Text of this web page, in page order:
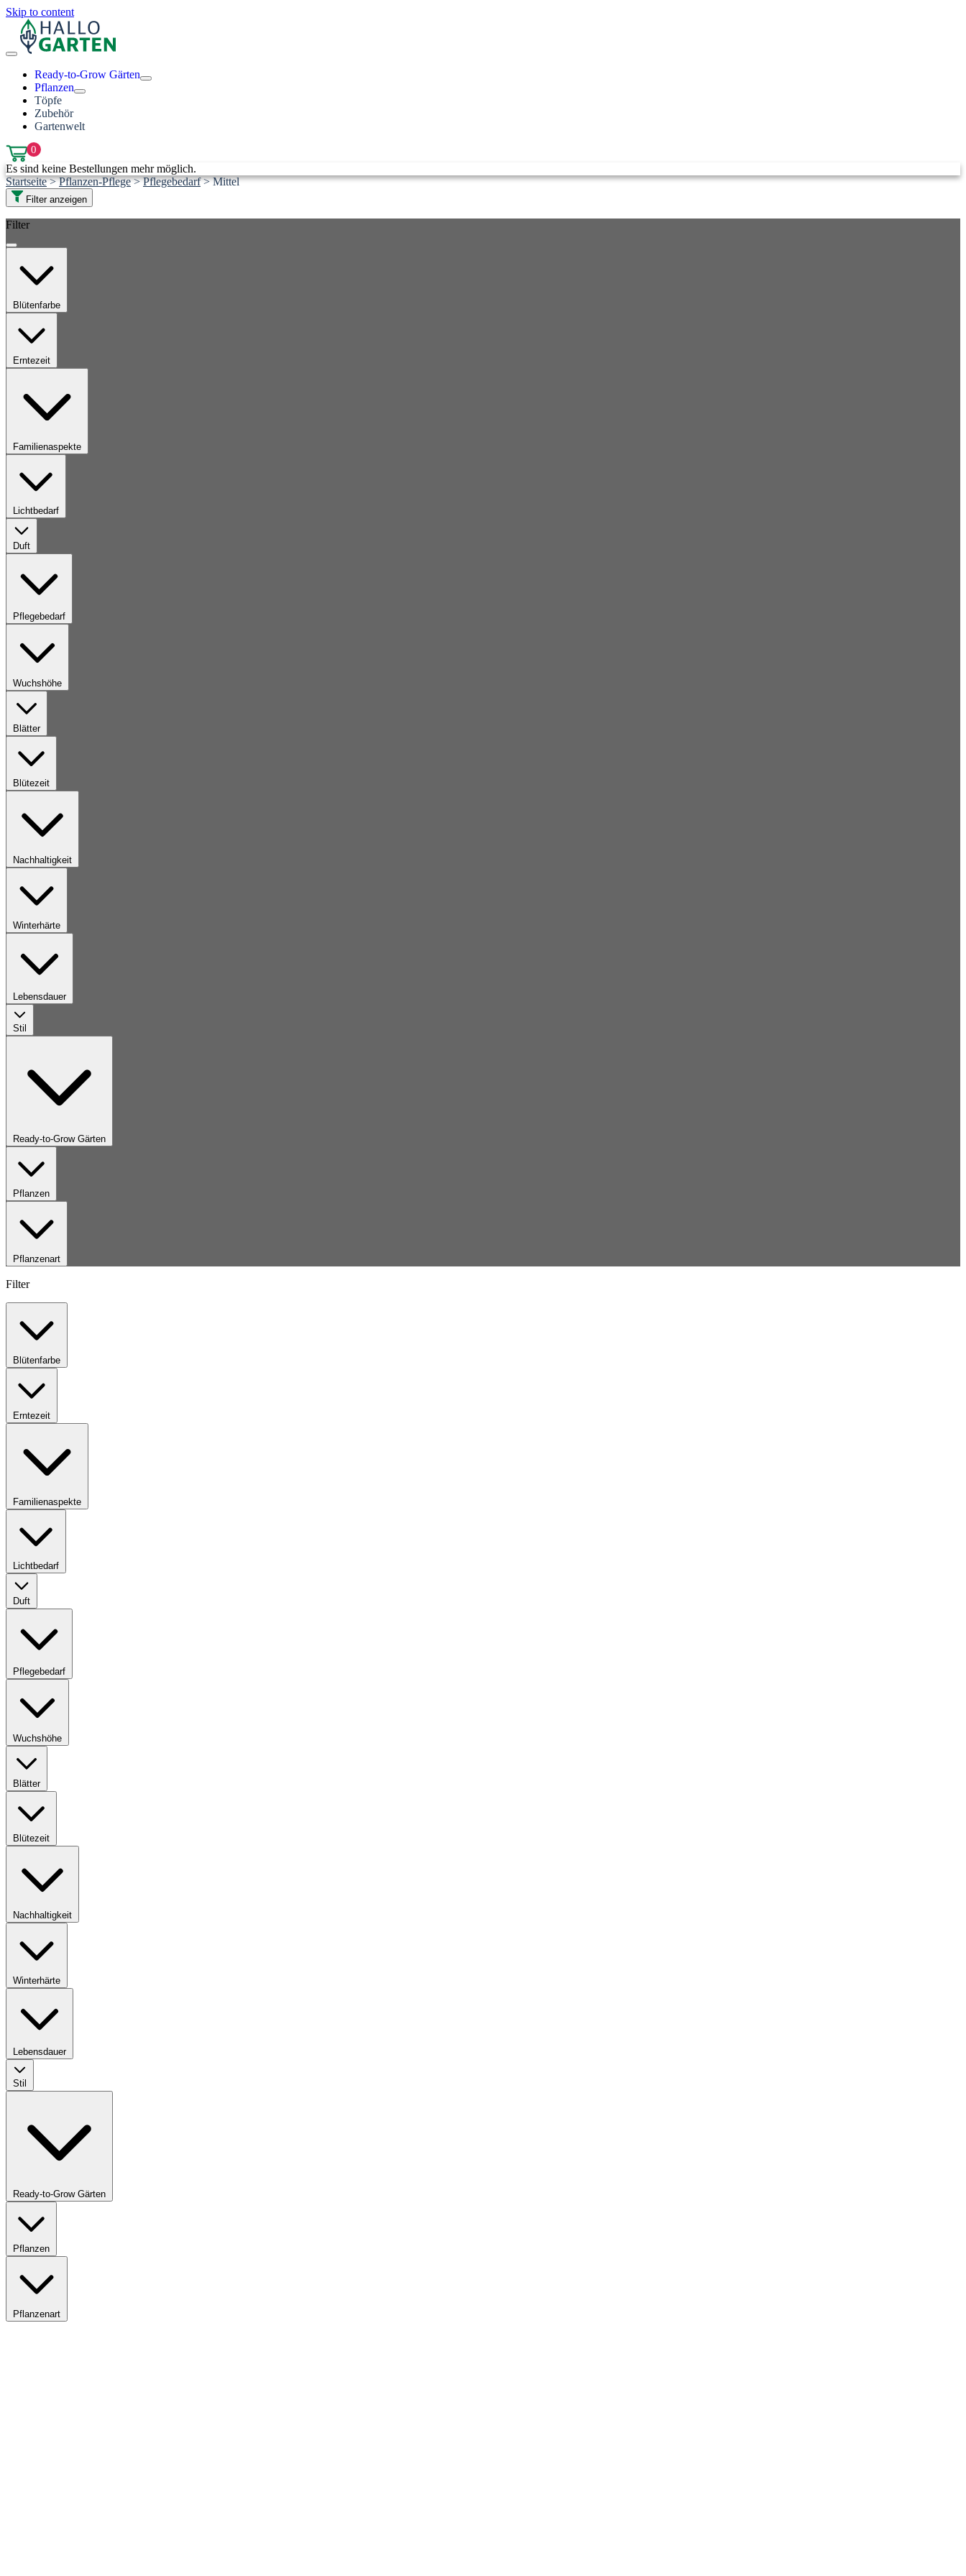
Skip to content
Ready-to-Grow Gärten
Pflanzen
Töpfe
Zubehör
Gartenwelt
0
Es sind keine Bestellungen mehr möglich.
Startseite > Pflanzen-Pflege > Pflegebedarf > Mittel
Filter anzeigen
Filter
Blütenfarbe
Erntezeit
Familienaspekte
Lichtbedarf
Duft
Pflegebedarf
Wuchshöhe
Blätter
Blütezeit
Nachhaltigkeit
Winterhärte
Lebensdauer
Stil
Ready-to-Grow Gärten
Pflanzen
Pflanzenart
Filter
Blütenfarbe
Erntezeit
Familienaspekte
Lichtbedarf
Duft
Pflegebedarf
Wuchshöhe
Blätter
Blütezeit
Nachhaltigkeit
Winterhärte
Lebensdauer
Stil
Ready-to-Grow Gärten
Pflanzen
Pflanzenart